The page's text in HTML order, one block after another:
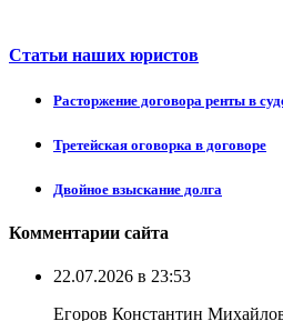
Статьи наших юристов
Расторжение договора ренты в
Третейская оговорка в договоре
Двойное взыскание долга
Комментарии сайта
22.07.2026 в 23:53
Егоров Константин